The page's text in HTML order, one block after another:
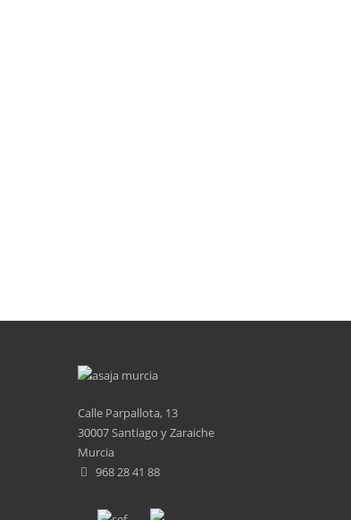
Calle Parpallota, 13
30007 Santiago y Zaraiche
Murcia
968 28 41 88